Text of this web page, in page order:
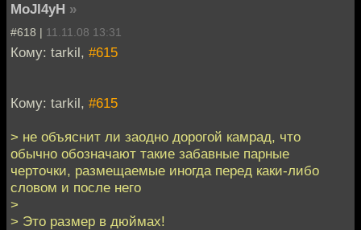
MoJI4yH »
#618 | 11.11.08 13:31
Кому: tarkil, #615
Кому: tarkil, #615
> не объяснит ли заодно дорогой камрад, что
обычно обозначают такие забавные парные
черточки, размещаемые иногда перед каки-либо
словом и после него
>
> Это размер в дюймах!